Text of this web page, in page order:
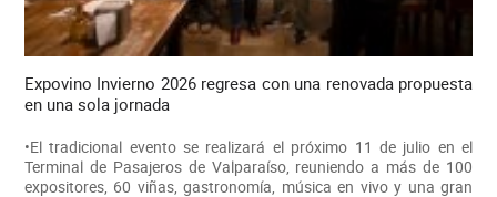
Expovino Invierno 2026 regresa con una renovada propuesta
en una sola jornada
•El tradicional evento se realizará el próximo 11 de julio en el
Terminal de Pasajeros de Valparaíso, reuniendo a más de 100
expositores, 60 viñas, gastronomía, música en vivo y una gran